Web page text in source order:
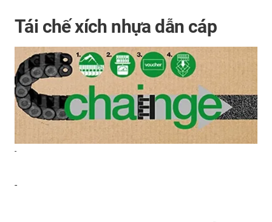
Tái chế xích nhựa dẫn cáp
-
-